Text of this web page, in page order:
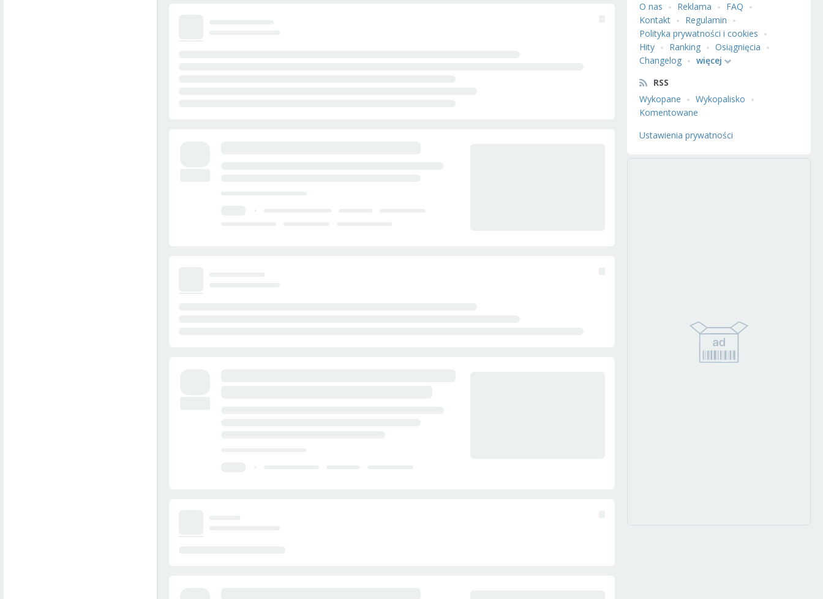
O nas
Reklama
FAQ
Kontakt
Regulamin
Polityka prywatności i cookies
Hity
Ranking
Osiągnięcia
Changelog
więcej
RSS
Wykopane
Wykopalisko
Komentowane
Ustawienia prywatności